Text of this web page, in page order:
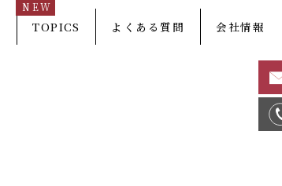
TOPICS
NEW
よくある質問 会社情報